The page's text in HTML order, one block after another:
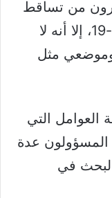
من تساقط
الشعر المؤقت إبان تفشي كوفيد-19، إلا أنه لا
مثل
العوامل التي
المسؤولون عدة
في